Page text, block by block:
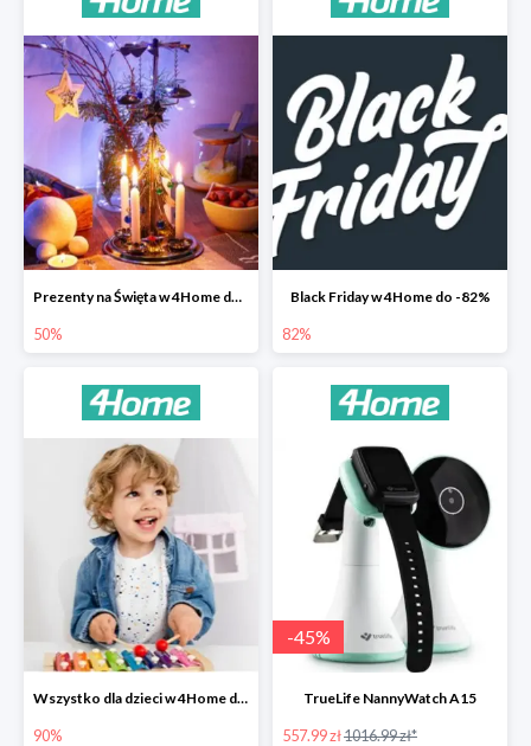
Prezenty na Święta w 4Home do -50%
50%
Black Friday w 4Home do -82%
82%
Wszystko dla dzieci w 4Home do -90%
90%
-45%
TrueLife NannyWatch A15
557.99 zł1016.99 zł*